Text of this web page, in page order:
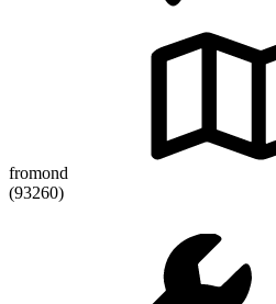
fromond
(93260)